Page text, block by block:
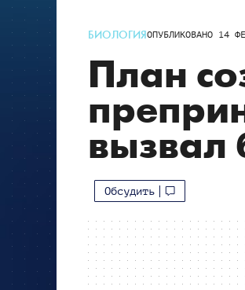
БИОЛОГИЯОПУБЛИКОВАНО 14
План
вызвал
Обсудить